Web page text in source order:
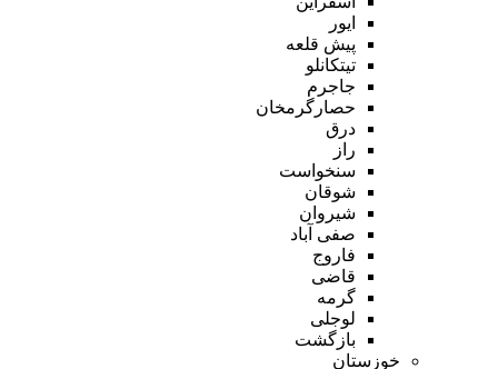
ایور
پیش قلعه
تیتکانلو
جاجرم
حصارگرمخان
درق
راز
سنخواست
شوقان
شیروان
صفی آباد
فاروج
قاضی
گرمه
لوجلی
بازگشت
خوزستان